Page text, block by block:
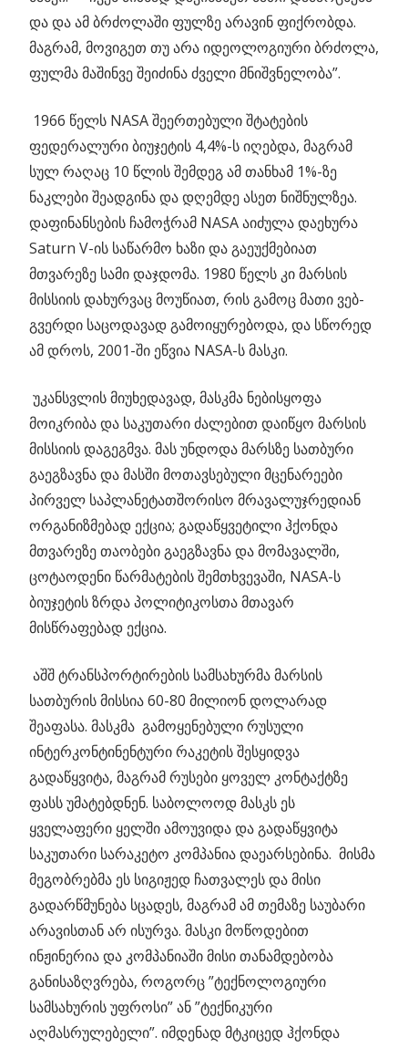
და და ამ ბრძოლაში ფულზე არავინ ფიქრობდა.
მაგრამ, მოვიგეთ თუ არა იდეოლოგიური ბრძოლა,
ფულმა მაშინვე შეიძინა ძველი მნიშვნელობა”.
1966 წელს NASA შეერთებული შტატების
ფედერალური ბიუჯეტის 4,4%-ს იღებდა, მაგრამ
სულ რაღაც 10 წლის შემდეგ ამ თანხამ 1%-ზე
ნაკლები შეადგინა და დღემდე ასეთ ნიშნულზეა.
დაფინანსების ჩამოჭრამ NASA აიძულა დაეხურა
Saturn V-ის საწარმო ხაზი და გაეუქმებიათ
მთვარეზე სამი დაჯდომა. 1980 წელს კი მარსის
მისსიის დახურვაც მოუწიათ, რის გამოც მათი ვებ-
გვერდი საცოდავად გამოიყურებოდა, და სწორედ
ამ დროს, 2001-ში ეწვია NASA-ს მასკი.
უკანსვლის მიუხედავად, მასკმა ნებისყოფა
მოიკრიბა და საკუთარი ძალებით დაიწყო მარსის
მისსიის დაგეგმვა. მას უნდოდა მარსზე სათბური
გაეგზავნა და მასში მოთავსებული მცენარეები
პირველ საპლანეტათშორისო მრავალუჯრედიან
ორგანიზმებად ექცია; გადაწყვეტილი ჰქონდა
მთვარეზე თაობები გაეგზავნა და მომავალში,
ცოტაოდენი წარმატების შემთხვევაში, NASA-ს
ბიუჯეტის ზრდა პოლიტიკოსთა მთავარ
მისწრაფებად ექცია.
აშშ ტრანსპორტირების სამსახურმა მარსის
სათბურის მისსია 60-80 მილიონ დოლარად
შეაფასა. მასკმა გამოყენებული რუსული
ინტერკონტინენტური რაკეტის შესყიდვა
გადაწყვიტა, მაგრამ რუსები ყოველ კონტაქტზე
ფასს უმატებდნენ. საბოლოოდ მასკს ეს
ყველაფერი ყელში ამოუვიდა და გადაწყვიტა
საკუთარი სარაკეტო კომპანია დაეარსებინა. მისმა
მეგობრებმა ეს სიგიჟედ ჩათვალეს და მისი
გადარწმუნება სცადეს, მაგრამ ამ თემაზე საუბარი
არავისთან არ ისურვა. მასკი მოწოდებით
ინჟინერია და კომპანიაში მისი თანამდებობა
განისაზღვრება, როგორც ”ტექნოლოგიური
სამსახურის უფროსი” ან ”ტექნიკური
აღმასრულებელი”. იმდენად მტკიცედ ჰქონდა